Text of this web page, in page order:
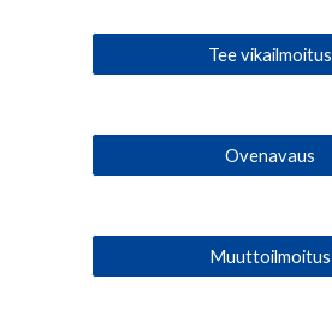
Tee vikailmoitus
Ovenavaus
Muuttoilmoitus